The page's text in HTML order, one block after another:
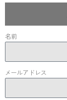
名前
メールアドレス